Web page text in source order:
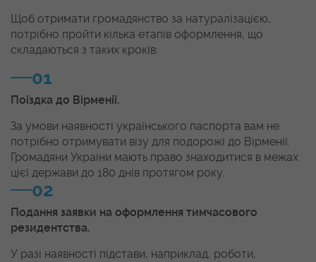
Щоб отримати громадянство за натуралізацією,
потрібно пройти кілька етапів оформлення, що
складаються з таких кроків:
01
Поїздка до Вірменії.
За умови наявності українського паспорта вам не
потрібно отримувати візу для подорожі до Вірменії.
Громадяни України мають право знаходитися в межах
цієї держави до 180 днів протягом року.
02
Подання заявки на оформлення тимчасового
резидентства.
У разі наявності підстави, наприклад, роботи,